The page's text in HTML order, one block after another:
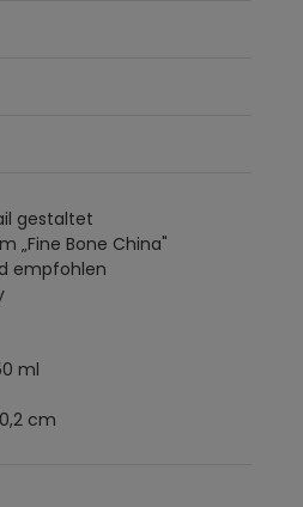
gestaltet
„Fine Bone China"
empfohlen
ml
cm